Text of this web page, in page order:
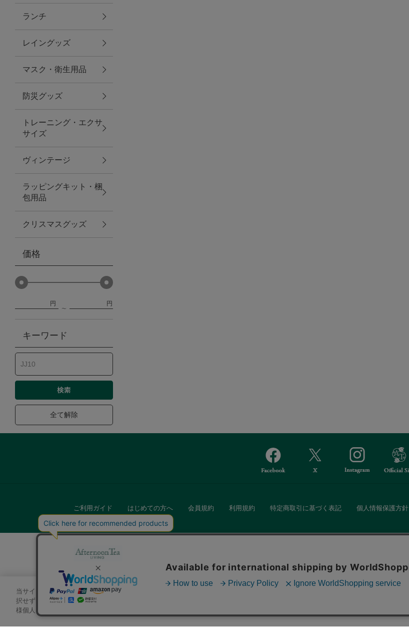
ファッション雑貨
ファッショングッズ
スマホケース・アクセサリー
ポーチ
ステーショナリー
その他
紅茶・フード
防災グッズ・非常食
トレーニング
ヴィンテージ
ランチ
レイングッズ
マスク・衛生用品
防災グッズ
トレーニング・エクサ
サイズ
ヴィンテージ
ラッピングキット・梱
包用品
クリスマスグッズ
価格
円 円
キーワード
全て解除
ご利用ガイド はじめての方へ 会員規約 利用規約 特定商取引に基づく表記 個人情報保護方針
当サイトでは、サイトの利便性向上のためにクッキーを使用いたします。ボタンから同意の可否を選択してください。選
択せずにページを移動した場合、クッキーの使用に同意したことになります。クッキーを通じて収集する情報には「お客
様個人を特定できる情報」は一切含まれておりません。詳細は